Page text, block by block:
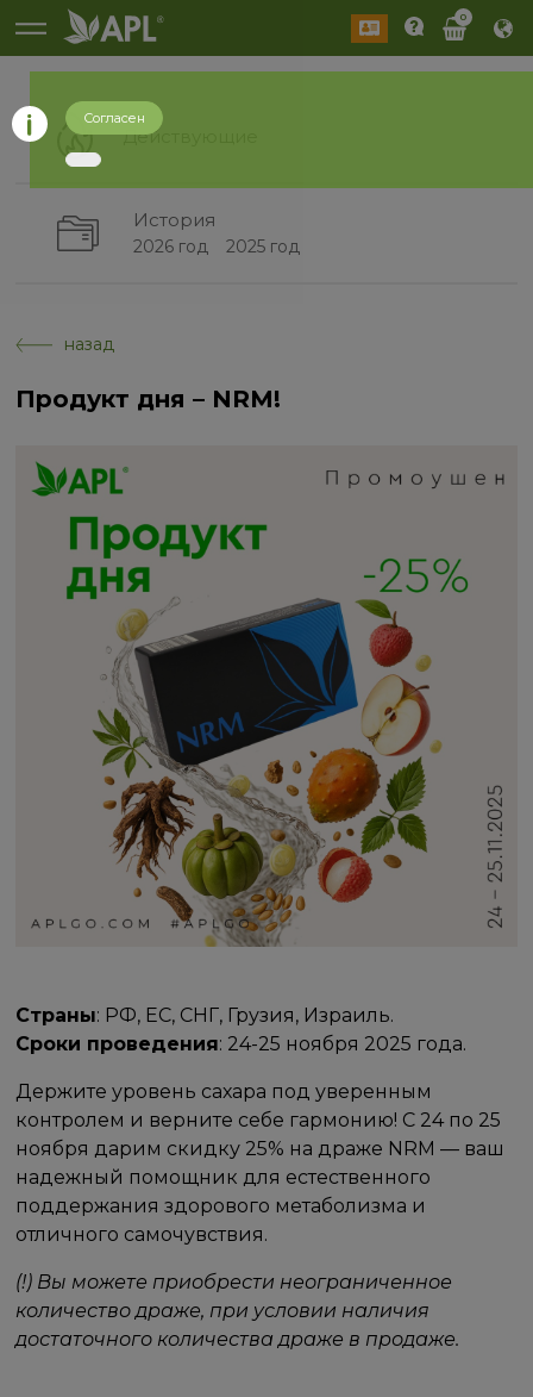
0
Действующие
История
2026 год 2025 год
назад
Продукт дня – NRM!
Страны: РФ, ЕС, СНГ, Грузия, Израиль.
Сроки проведения: 24-25 ноября 2025 года.
Держите уровень сахара под уверенным
контролем и верните себе гармонию! С 24 по 25
ноября дарим скидку 25% на драже NRM — ваш
надежный помощник для естественного
поддержания здорового метаболизма и
отличного самочувствия.
(!) Вы можете приобрести неограниченное
количество драже, при условии наличия
достаточного количества драже в продаже.
Согласен